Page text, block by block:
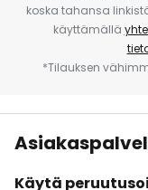
koska tahansa
käyttämällä
*Tilauksen
Käytä